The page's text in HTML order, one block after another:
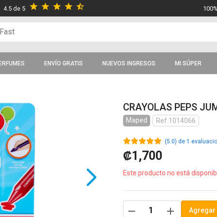
4.5 de 5 star star star star star_half
ENVÍO GRATIS NUEVOS INGRESOS MI SÚPER
CRAYOLAS PEPS
Maped Ref.1014066
(5.0) de 1
₡1,700
Este producto no está
remove add Agregar